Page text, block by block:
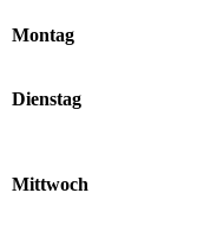
Montag
Dienstag
Mittwoch